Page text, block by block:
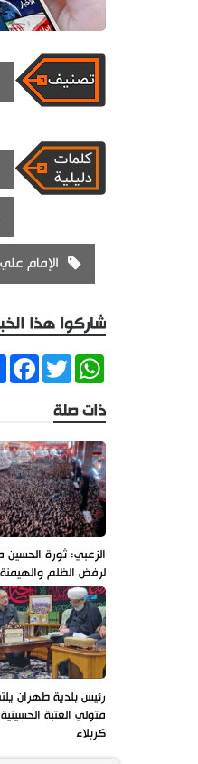
الإمام
شاركوا هذا
Twitter
WhatsApp
ذات صلة
الزعبي: ثورة
لرفض الظلم والهيمنة
رئيس بلدية طهران
متولي العتبة
كربلاء